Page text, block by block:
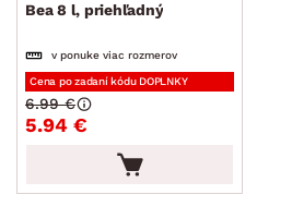
Bea 8 l, priehľadný
v ponuke viac rozmerov
Cena po zadaní kódu DOPLNKY
5.94 €
6.99 €